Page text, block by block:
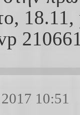
10:51